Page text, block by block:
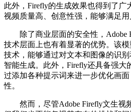
此外，Firefly的生成效果也得到了广
视频质量高、创意性强，能够满足用
除了商业层面的安全性，Adobe
技术层面上也有着显著的优势。该
技术，能够通过对文本和图像的识
智能生成。此外，Firefly还具备强大
过添加各种提示词来进一步优化画
性。
然而，尽管Adobe Firefly文生视